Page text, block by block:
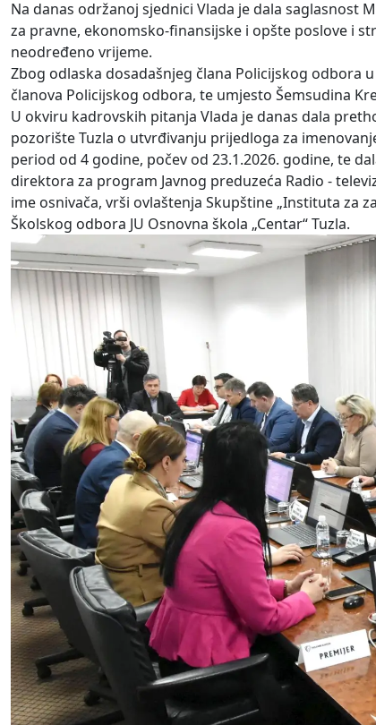
Na danas održanoj sjednici Vlada je dala
za pravne, ekonomsko-finansijske i opšte poslove i
neodređeno vrijeme.
Zbog odlaska dosadašnjeg člana Policijskog odbora
članova Policijskog odbora, te umjesto Šemsudina
U okviru kadrovskih pitanja Vlada je danas dala
pozorište Tuzla o utvrđivanju prijedloga za
period od 4 godine, počev od 23.1.2026. godine, te
direktora za program Javnog preduzeća Radio -
ime osnivača, vrši ovlaštenja Skupštine „Instituta za
Školskog odbora JU Osnovna škola „Centar“ Tuzla.